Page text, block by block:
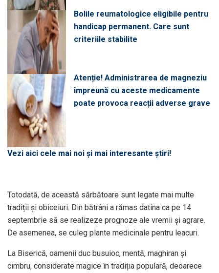
Bolile reumatologice eligibile pentru
handicap permanent. Care sunt
criteriile stabilite
Atenție! Administrarea de magneziu
împreună cu aceste medicamente
poate provoca reacții adverse grave
Vezi aici cele mai noi și mai interesante știri!
Totodată, de această sărbătoare sunt legate mai multe
tradiții și obiceiuri. Din bătrâni a rămas datina ca pe 14
septembrie să se realizeze prognoze ale vremii și agrare.
De asemenea, se culeg plante medicinale pentru leacuri.
La Biserică, oamenii duc busuioc, mentă, maghiran și
cimbru, considerate magice în tradiția populară, deoarece